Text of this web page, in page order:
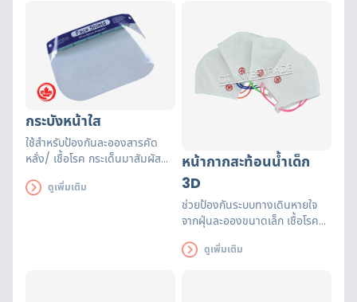
กระบังหน้าใส
ใช้สำหรับป้องกันละอองสารคัด
หลั่ง/ เชื้อโรค กระเด็นมาสัมผัส
หายใจไม่เป็นไอน้ำเกาะ
ดูเพิ่มเติม
หน้ากากสะท้อนน้ำเด็ก
3D
ช่วยป้องกันระบบทางเดินหายใจ
จากฝุ่นละอองขนาดเล็ก เชื้อโรค
ครั้งเมื่อทำตามคำแนะนำในการ
ดูเพิ่มเติม